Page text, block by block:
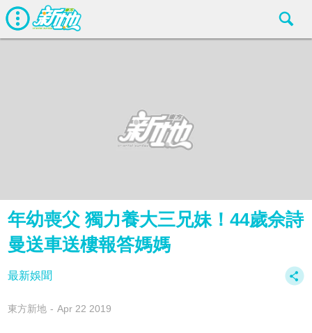
年幼喪父 獨力養大三兄妹！44歲佘詩
曼送車送樓報答媽媽
最新娛聞
東方新地 Apr 22 2019